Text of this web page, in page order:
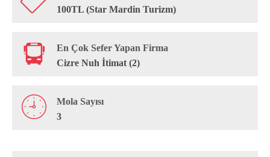
100TL (Star Mardin Turizm)
En Çok Sefer Yapan Firma
Cizre Nuh İtimat (2)
Mola Sayısı
3